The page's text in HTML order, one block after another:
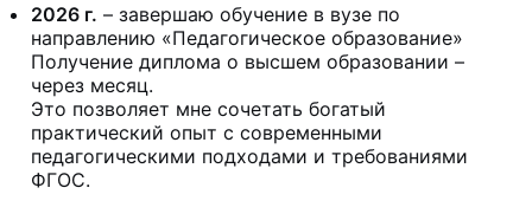
2026 г. – завершаю обучение в вузе по
направлению «Педагогическое образование»
Получение диплома о высшем образовании –
через месяц.
Это позволяет мне сочетать богатый
практический опыт с современными
педагогическими подходами и требованиями
ФГОС.